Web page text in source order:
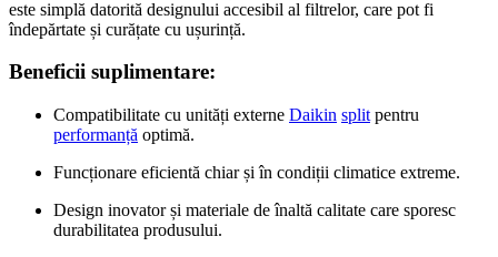
este simplă datorită designului accesibil al filtrelor, care pot fi
îndepărtate și curățate cu ușurință.
Beneficii suplimentare:
Compatibilitate cu unități externe Daikin split pentru
performanță optimă.
Funcționare eficientă chiar și în condiții climatice extreme.
Design inovator și materiale de înaltă calitate care sporesc
durabilitatea produsului.